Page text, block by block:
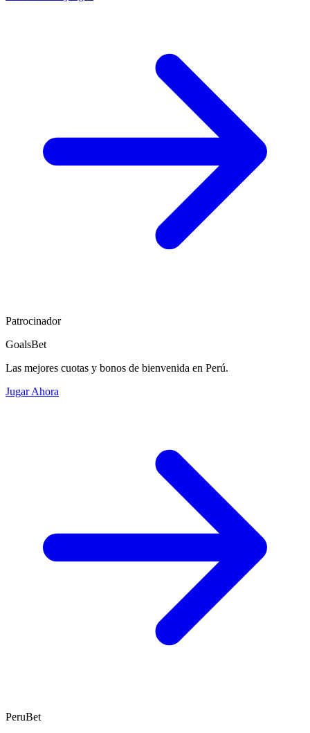
Patrocinador
GoalsBet
Las mejores cuotas y bonos de bienvenida en Perú.
Jugar Ahora
PeruBet